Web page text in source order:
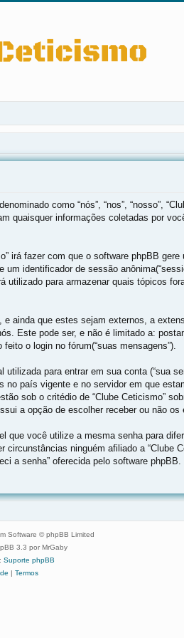
como “nós”, “nos”, “nosso”,
quaisquer informações coletadas por
fazer com que o software phpBB
identificador de sessão
para armazenar quais tópicos
ainda que estes sejam externos, a
Este pode ser, e não é limitado a:
o login no fórum(“suas mensagens”).
para entrar em sua conta (“sua
país vigente e no servidor em que
sob o critédio de “Clube Ceticismo”
a opção de escolher receber ou não
você utilize a mesma senha para
ninguém afiliado a “Clube
a senha” oferecida pelo software
Software © phpBB Limited
3.3 por MrGaby
Suporte phpBB
Termos